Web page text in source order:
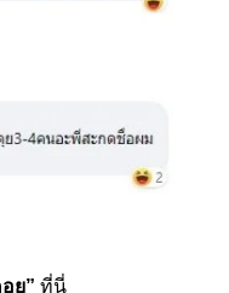
ย” ที่นี่